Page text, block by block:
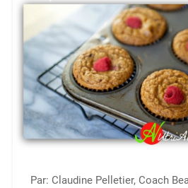
Par: Claudine Pelletier, Coach